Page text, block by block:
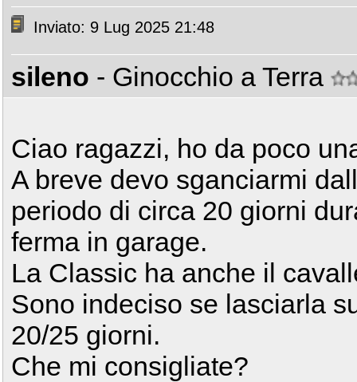
Inviato: 9 Lug 2025 21:48
sileno - Ginocchio a Terra
Ciao ragazzi, ho da poco
A breve devo sganciarmi
periodo di circa 20 giorni
ferma in garage.
La Classic ha anche il
Sono indeciso se lasciarla
20/25 giorni.
Che mi consigliate?